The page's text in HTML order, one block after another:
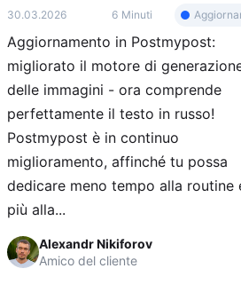
30.03.2026 6 Minuti
Aggiornamento in Postmypost:
migliorato il motore di
delle immagini - ora comprende
perfettamente il testo in russo!
Postmypost è in continuo
miglioramento, affinché tu possa
dedicare meno tempo alla routine
più alla...
Alexandr Nikiforov
Amico del cliente